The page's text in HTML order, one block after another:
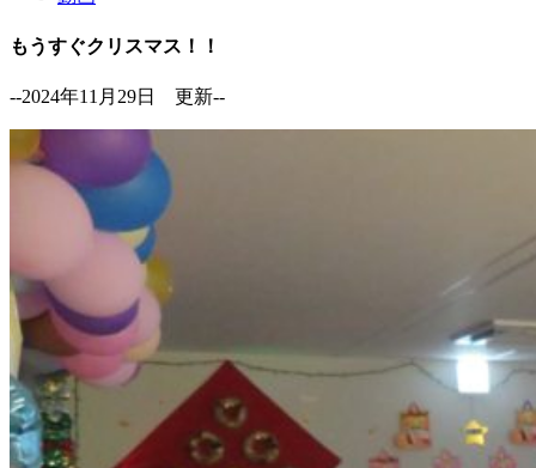
もうすぐクリスマス！！
--2024年11月29日 更新--